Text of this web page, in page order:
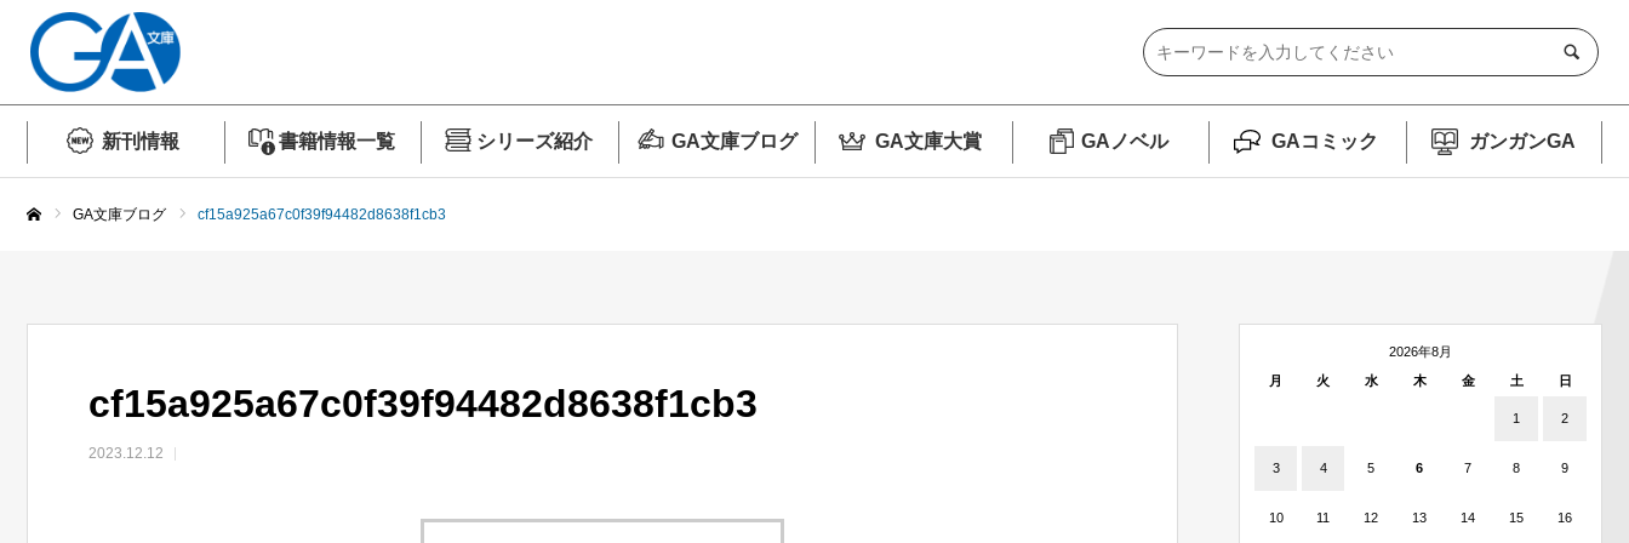
新刊情報 書籍情報一覧 シリーズ紹介 GA文庫ブログ GA文庫大賞 GAノベル GAコミック ガンガンGA
GA文庫ブログ cf15a925a67c0f39f94482d8638f1cb3
cf15a925a67c0f39f94482d8638f1cb3
2023.12.12
2026年8月
月
火 水 木 金 土 日
1 2
3 4 5 6 7 8 9
10 11 12 13 14 15 16